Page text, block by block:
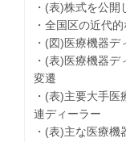
・(表)株式を公
・全国区の近代
・(図)医療機器
・(表)医療機器
変遷
・(表)主要大手
連ディーラー
・(表)主な医療